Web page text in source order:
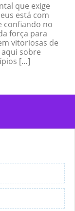
que exige
está com
confiando no
força para
vitoriosas de
sobre
[…]